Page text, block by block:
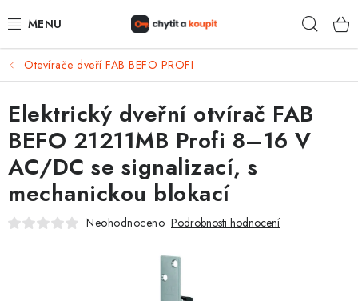
na
DŮM, BYT, ZAHRADA
ZÁMEČNICTVÍ - ZABEZPEČENÍ
KANCELÁŘ
TREZORY A SEJFY
Otevírače dveří FAB BEFO PROFI
Elektrický dveřní otvírač FAB
BEFO 21211MB Profi 8–16 V
AC/DC se signalizací, s
mechanickou blokací
Neohodnoceno Podrobnosti hodnocení